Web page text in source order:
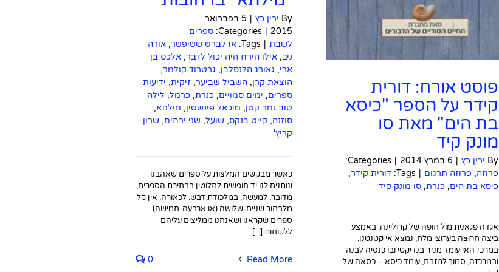
By ירין כץ |
5 בפברואר
2015
|
Categories: ספרים
לשבת |
Tags: אדלברט שטיפטר,אורה
ניב,אילו הירח היה יכול לדבר,אלכס בן
ארי, גאורג הלנסלבן, גרטרוד קולמר,
הוצאת קרן,השביל שביער,זיקית, ידיעות
ספרים, ימים סמויים,כנרת,כרמל, לילה
טוב נמר קטן, מיכאל פינשטין, מילתא,
סוזנה, קייט בנקס, שועל, שני ירחים, שרון
קריץ'
כאשר מבקשים המלצות על ספרים שאהבנו
ונותנים לנו יד חופשית לחלוטין בבחירת הספרים,
מדובר, למעשה, במלכודת דבש. לכאורה, אין קל
מלבחור שניים-שלושה (או ארבעה-חמישה)
ספרים שקראנו ושאנחנו ממליצים עליהם
ללקוחות [...]
Read More
0
פוסט אורח: דורית
קידר על הספר "כיסא
בת הים" מאת סו
מונק קיד
By ירין כץ | 6 במרץ 2014 |
Categories:
פרוזה, פרוזה תרגום |
Tags: דורית קידר,
כיסא בת הים,כנרת,סו מונק קיד
אגדה פגאנית מול חופה של קרוליינה, באמצע
ביצה חרוצה בערוצי מלח, נמצא אי קטנטנן.
במרכז האי עומד מנזר בנדיקטי ובו כנסיה לבנה
ובמרכזה, סמוך למזבח, עומד כיסא – כסאה של